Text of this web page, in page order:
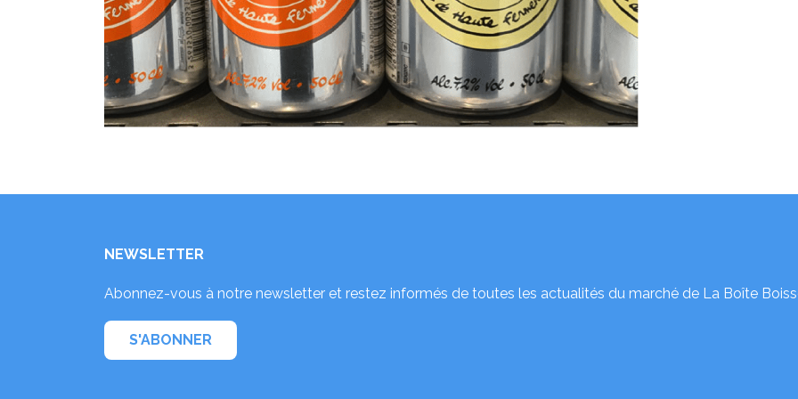
NEWSLETTER
Abonnez-vous à notre newsletter et restez informés de toutes les actualités du marché de La Boîte
S'ABONNER